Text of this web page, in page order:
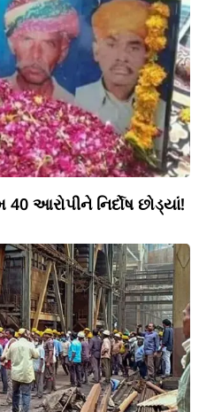
40 આરોપીને નિર્દોષ છોડ્યાં!